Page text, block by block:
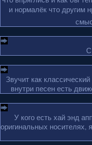
и нормалёк что другим
Звучит как
внутри песен есть
У кого есть хай энд
оригинальных